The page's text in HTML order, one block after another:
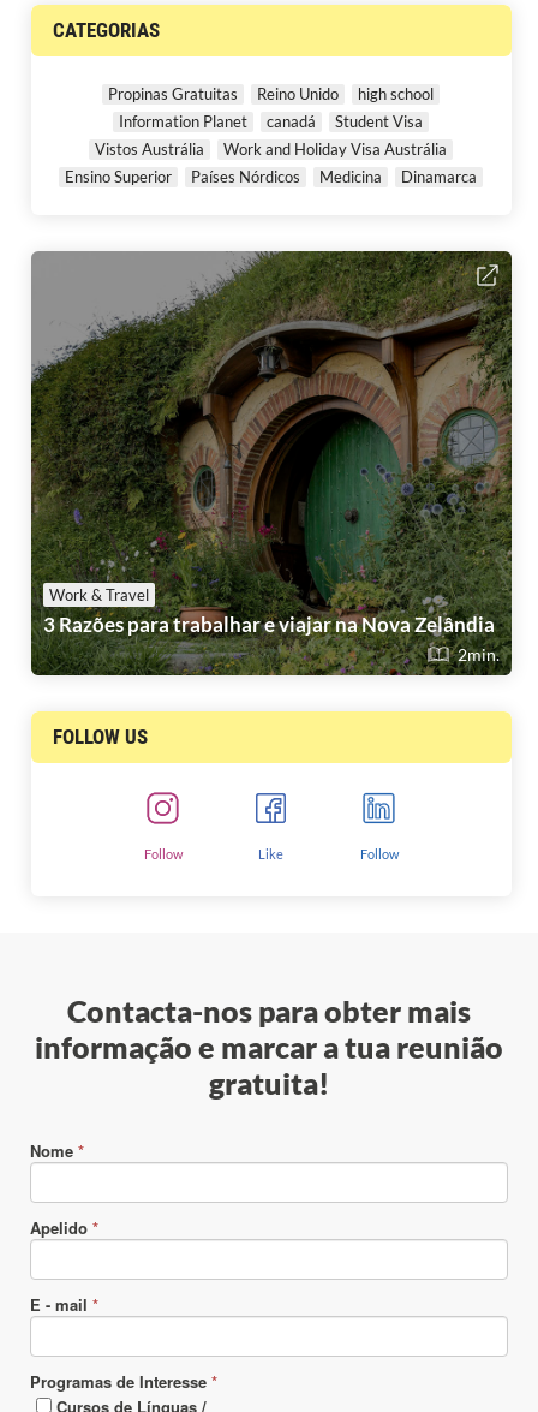
CATEGORIAS
Propinas Gratuitas Reino Unido
high school
Information Planet
canadá
Student Visa
Vistos Austrália
Work and Holiday Visa Austrália
Ensino Superior
Países Nórdicos Medicina Dinamarca
Work & Travel
3 Razões para trabalhar e viajar na Nova Zelândia
2min.
FOLLOW US
Follow Like Follow
Contacta-nos para obter mais
informação e marcar a tua reunião
gratuita!